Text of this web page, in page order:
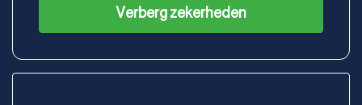
Verberg zekerheden